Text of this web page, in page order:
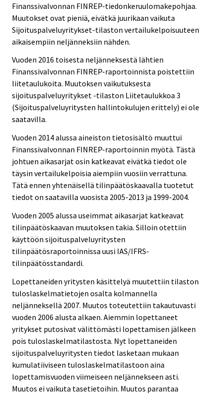
Finanssivalvonnan FINREP-tiedonkeruulomakepohjaa.
Muutokset ovat pieniä, eivätkä juurikaan vaikuta
Sijoituspalveluyritykset-tilaston vertailukelpoisuuteen
aikaisempiin neljänneksiin nähden.
Vuoden 2016 toisesta neljänneksestä lähtien
Finanssivalvonnan FINREP-raportoinnista poistettiin
liitetaulukoita. Muutoksen vaikutuksesta
sijoituspalveluyritykset -tilaston Liitetaulukkoa 3
(Sijoituspalveluyritysten hallintokulujen erittely) ei ole
saatavilla.
Vuoden 2014 alussa aineiston tietosisältö muuttui
Finanssivalvonnan FINREP-raportoinnin myötä. Tästä
johtuen aikasarjat osin katkeavat eivätkä tiedot ole
täysin vertailukelpoisia aiempiin vuosiin verrattuna.
Tätä ennen yhtenäisellä tilinpäätöskaavalla tuotetut
tiedot on saatavilla vuosista 2005-2013 ja 1999-2004.
Vuoden 2005 alussa useimmat aikasarjat katkeavat
tilinpäätöskaavan muutoksen takia. Silloin otettiin
käyttöön sijoituspalveluyritysten
tilinpäätösraportoinnissa uusi IAS/IFRS-
tilinpäätösstandardi.
Lopettaneiden yritysten käsittelyä muutettiin tilaston
tuloslaskelmatietojen osalta kolmannella
neljänneksellä 2007. Muutos toteutettiin takautuvasti
vuoden 2006 alusta alkaen. Aiemmin lopettaneet
yritykset putosivat välittömästi lopettamisen jälkeen
pois tuloslaskelmatilastosta. Nyt lopettaneiden
sijoituspalveluyritysten tiedot lasketaan mukaan
kumulatiiviseen tuloslaskelmatilastoon aina
lopettamisvuoden viimeiseen neljännekseen asti.
Muutos ei vaikuta tasetietoihin. Muutos parantaa